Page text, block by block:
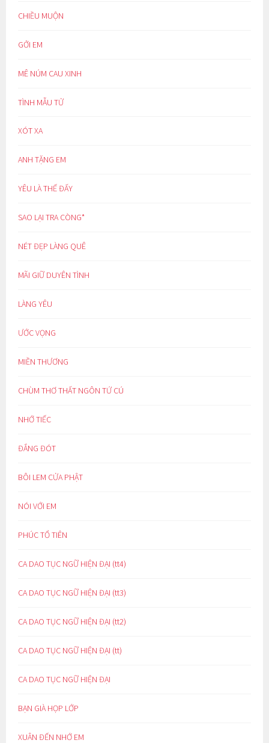
CHIỀU MUỘN
GỞI EM
MÊ NÚM CAU XINH
TÌNH MẪU TỬ
XÓT XA
ANH TẶNG EM
YÊU LÀ THẾ ĐẤY
SAO LẠI TRA CÒNG*
NÉT ĐẸP LÀNG QUÊ
MÃI GIỮ DUYÊN TÌNH
LÀNG YÊU
ƯỚC VỌNG
MIỀN THƯƠNG
CHÙM THƠ THẤT NGÔN TỨ CÚ
NHỚ TIẾC
ĐẮNG ĐÓT
BÔI LEM CỬA PHẬT
NÓI VỚI EM
PHÚC TỔ TIÊN
CA DAO TỤC NGỮ HIỆN ĐẠI (tt4)
CA DAO TỤC NGỮ HIỆN ĐẠI (tt3)
CA DAO TỤC NGỮ HIỆN ĐẠI (tt2)
CA DAO TỤC NGỮ HIỆN ĐẠI (tt)
CA DAO TỤC NGỮ HIỆN ĐẠI
BẠN GIÀ HỌP LỚP
XUÂN ĐẾN NHỚ EM